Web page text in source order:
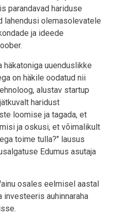
parandavad hariduse
lahendusi olemasolevatele
ja ideede
uuenduslikke
on häkile oodatud nii
alustav startup
haridust
loomise ja tagada, et
ja oskusi, et võimalikult
toime tulla?" lausus
Edumus asutaja
osales eelmisel aastal
investeeris auhinnaraha